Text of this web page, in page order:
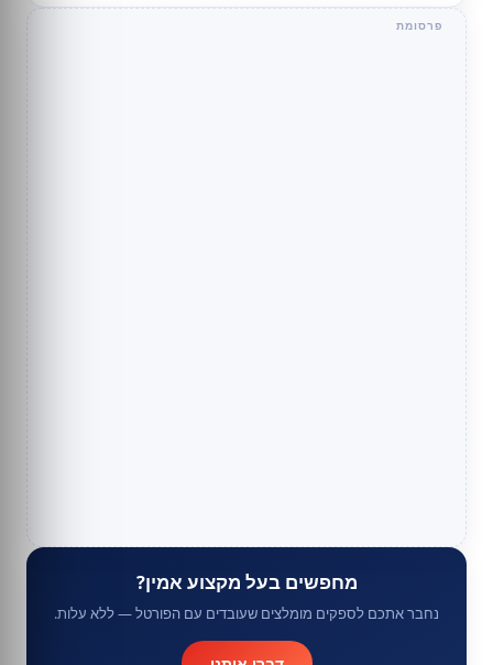
מחפשים בעל מקצוע אמין?
נחבר אתכם לספקים מומלצים שעובדים עם הפורטל — ללא עלות.